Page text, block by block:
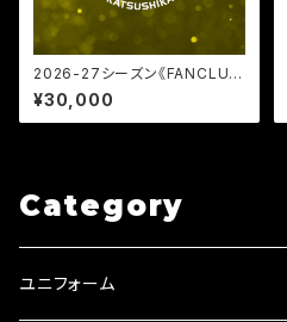
2026-27シーズン《FANCLU
B》GOLD会員
¥30,000
Category
ユニフォーム